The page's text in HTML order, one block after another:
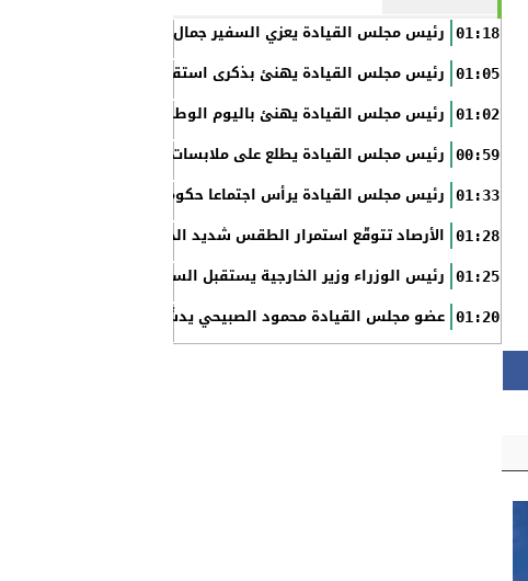
01:18 رئيس مجلس القيادة يعزي السفير جمال السلال
01:05 رئيس مجلس القيادة يهنئ بذكرى استقلال الفلبين
01:02 رئيس مجلس القيادة يهنئ باليوم الوطني الروسي
00:59 رئيس مجلس القيادة يطلع على ملابسات حادثة إطلاق النار في
01:33 رئيس مجلس القيادة يرأس اجتماعا حكوميا مصغرا لدعم جهود
01:28 الأرصاد تتوقّع استمرار الطقس شديد الحرارة بالسواحل والصحاري
01:25 رئيس الوزراء وزير الخارجية يستقبل السفير الأمريكي
01:20 عضو مجلس القيادة محمود الصبيحي يدشّن اختبارات الثانوية